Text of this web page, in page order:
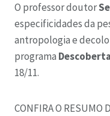
O professor doutor
especificidades da
antropologia e
programa
18/11.
CONFIRA O RESUMO